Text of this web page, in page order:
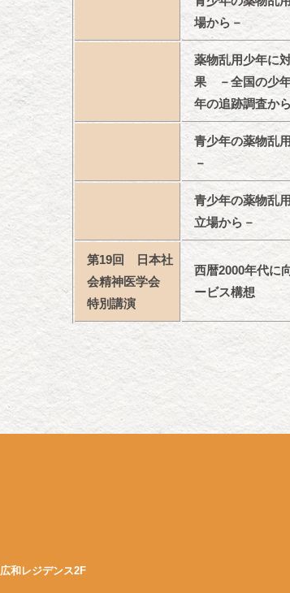
場から－
薬物乱用少年に
果 －全国の少
年の追跡調査か
青少年の薬物乱
－
青少年の薬物乱
立場から－
第19回 日本社
会精神医学会
特別講演
西暦2000年代に
ービス構想
和レジデンス2F